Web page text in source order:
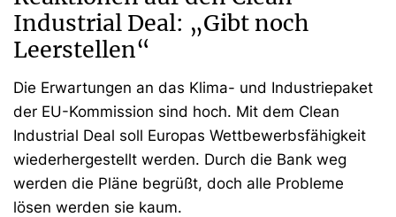
Industrial Deal: „Gibt noch
Leerstellen“
Die Erwartungen an das Klima- und Industriepaket
der EU-Kommission sind hoch. Mit dem Clean
Industrial Deal soll Europas Wettbewerbsfähigkeit
wiederhergestellt werden. Durch die Bank weg
werden die Pläne begrüßt, doch alle Probleme
lösen werden sie kaum.